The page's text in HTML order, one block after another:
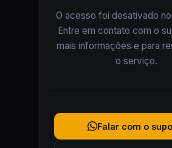
O acesso foi desativado
Entre em contato com o
mais informações e para
o serviço.
Falar com o